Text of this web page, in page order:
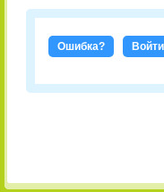
Ошибка? Войти